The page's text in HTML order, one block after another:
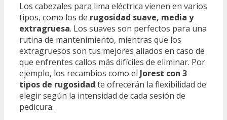
Los cabezales para lima eléctrica vienen en varios
tipos, como los de rugosidad suave, media y
extragruesa. Los suaves son perfectos para una
rutina de mantenimiento, mientras que los
extragruesos son tus mejores aliados en caso de
que enfrentes callos más difíciles de eliminar. Por
ejemplo, los recambios como el Jorest con 3
tipos de rugosidad te ofrecerán la flexibilidad de
elegir según la intensidad de cada sesión de
pedicura.